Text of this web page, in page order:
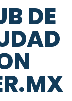
DE